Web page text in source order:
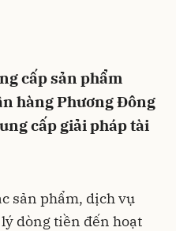
cấp sản phẩm
hàng Phương Đông
cấp giải pháp tài
sản phẩm, dịch vụ
dòng tiền đến hoạt
Hủy